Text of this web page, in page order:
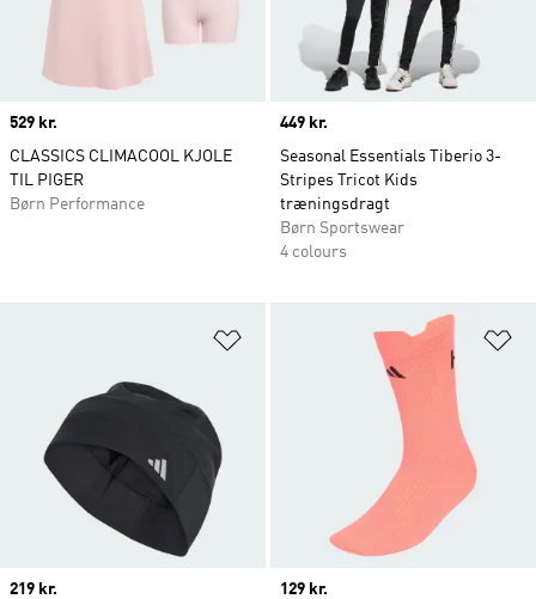
Price
529 kr.
CLASSICS CLIMACOOL KJOLE
TIL PIGER
Børn Performance
Price
449 kr.
Seasonal Essentials Tiberio 3-
Stripes Tricot Kids
træningsdragt
Børn Sportswear
4 colours
Føj til ønskeliste
Price
219 kr.
Price
129 kr.